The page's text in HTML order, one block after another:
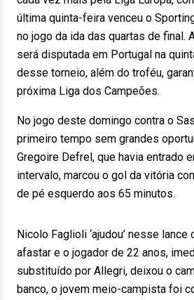
última quinta-feira venceu o
no jogo da ida das quartas de final.
será disputada em Portugal na
desse torneio, além do troféu,
próxima Liga dos Campeões.
No jogo deste domingo contra o
primeiro tempo sem grandes
Gregoire Defrel, que havia entrado
intervalo, marcou o gol da vitória
de pé esquerdo aos 65 minutos.
Nicolo Faglioli ‘ajudou’ nesse
afastar e o jogador de 22 anos,
substituído por Allegri, deixou o
banco, o jovem meio-campista foi